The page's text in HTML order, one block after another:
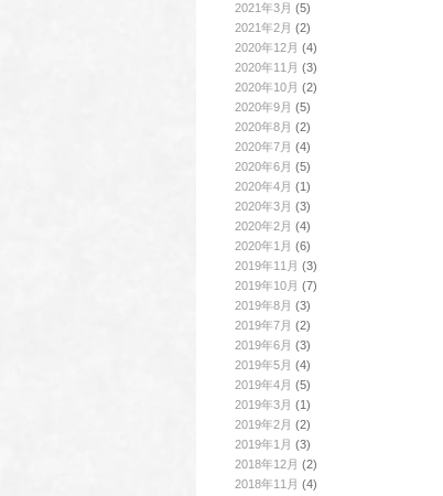
2021年3月 (5)
2021年2月 (2)
2020年12月 (4)
2020年11月 (3)
2020年10月 (2)
2020年9月 (5)
2020年8月 (2)
2020年7月 (4)
2020年6月 (5)
2020年4月 (1)
2020年3月 (3)
2020年2月 (4)
2020年1月 (6)
2019年11月 (3)
2019年10月 (7)
2019年8月 (3)
2019年7月 (2)
2019年6月 (3)
2019年5月 (4)
2019年4月 (5)
2019年3月 (1)
2019年2月 (2)
2019年1月 (3)
2018年12月 (2)
2018年11月 (4)